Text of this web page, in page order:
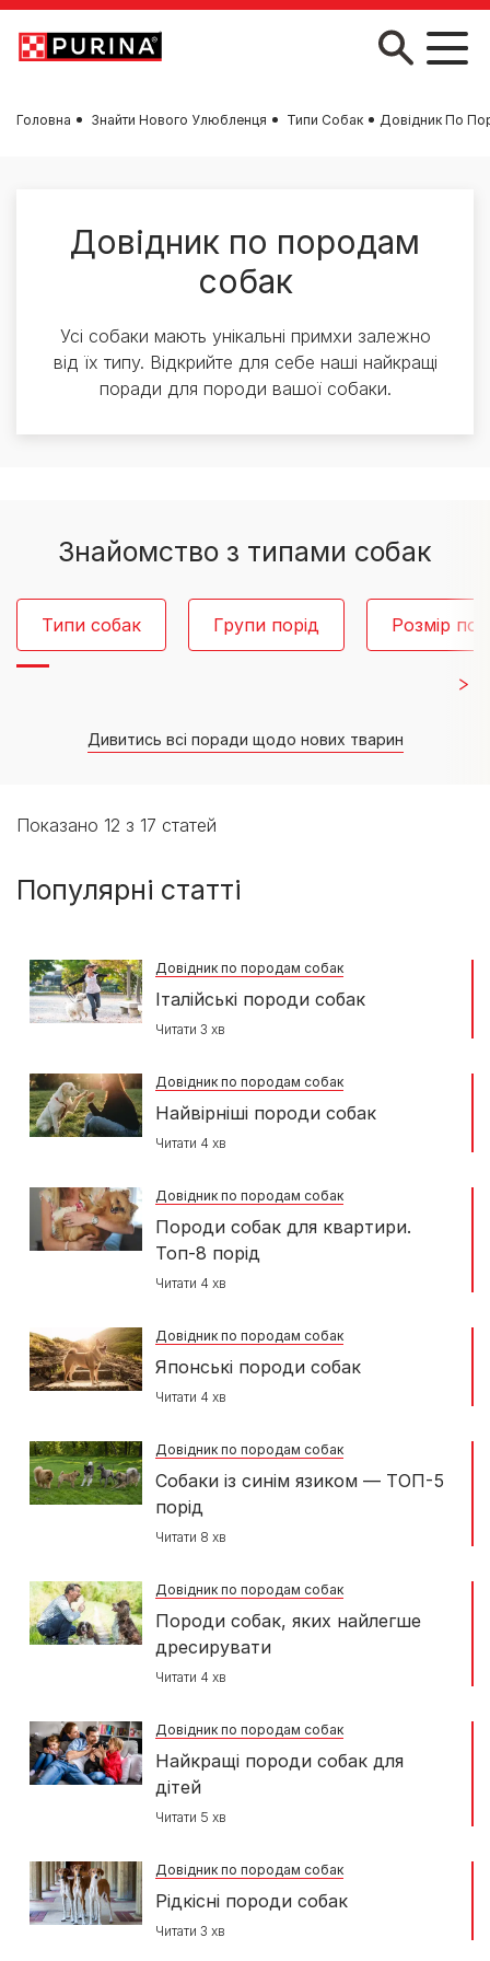
Skip to main content
Головна Знайти Нового Улюбленця Типи Собак Довідник По
Довідник по породам
собак
Усі собаки мають унікальні примхи залежно
від їх типу. Відкрийте для себе наші найкращі
поради для породи вашої собаки.
Знайомство з типами собак
Типи собак Групи порід Розмір
Дивитись всі поради щодо нових тварин
Показано 12 з 17 статей
Популярні статті
Довідник по породам собак
Італійські породи собак
Читати 3 хв
Довідник по породам собак
Найвірніші породи собак
Читати 4 хв
Довідник по породам собак
Породи собак для квартири.
Топ-8 порід
Читати 4 хв
Довідник по породам собак
Японські породи собак
Читати 4 хв
Довідник по породам собак
Собаки із синім язиком — ТОП-5
порід
Читати 8 хв
Довідник по породам собак
Породи собак, яких найлегше
дресирувати
Читати 4 хв
Довідник по породам собак
Найкращі породи собак для
дітей
Читати 5 хв
Довідник по породам собак
Рідкісні породи собак
Читати 3 хв